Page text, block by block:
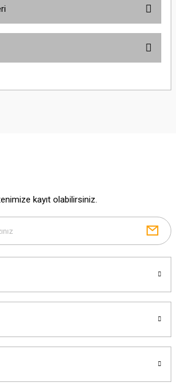
öneri formunu kullanarak tarafımıza
alternatifler olmalı.
kayıt olabilirsiniz.